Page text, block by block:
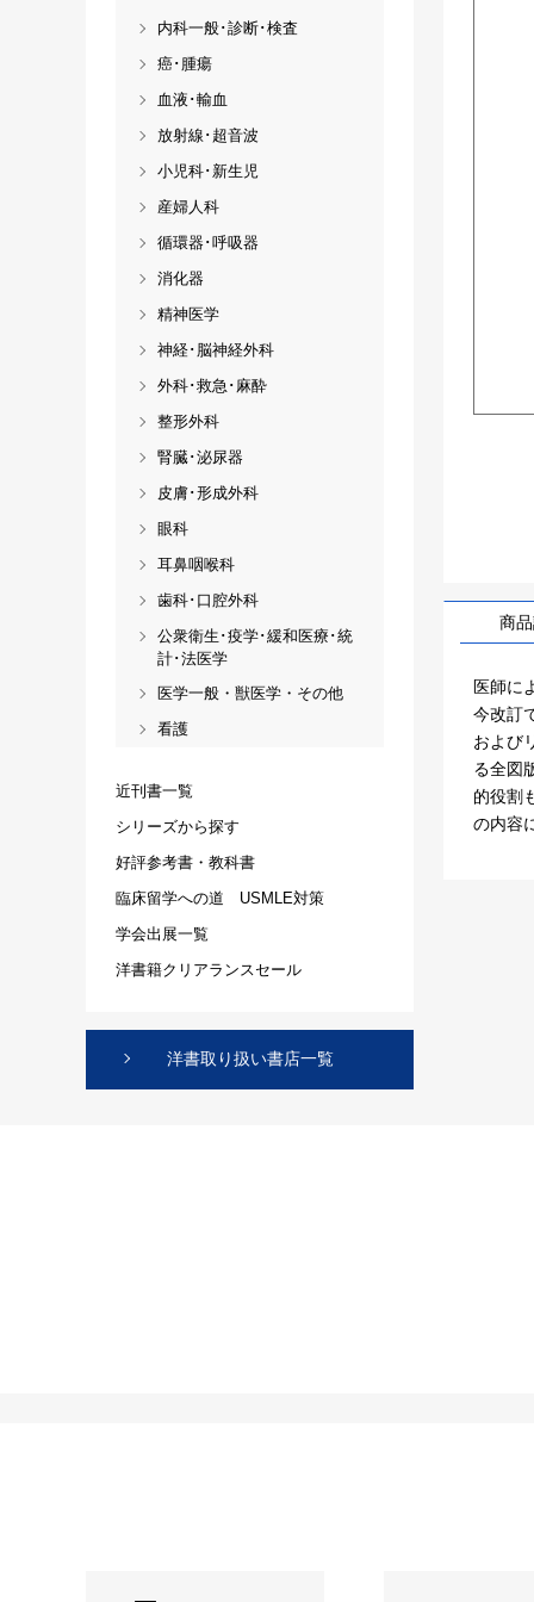
商
医師に
今改訂
および
る全図
的役割
の内容
内科一般･診断･検査
癌･腫瘍
血液･輸血
放射線･超音波
小児科･新生児
産婦人科
循環器･呼吸器
消化器
精神医学
神経･脳神経外科
外科･救急･麻酔
整形外科
腎臓･泌尿器
皮膚･形成外科
眼科
耳鼻咽喉科
歯科･口腔外科
公衆衛生･疫学･緩和医療･統
計･法医学
医学一般・獣医学・その他
看護
近刊書一覧
シリーズから探す
好評参考書・教科書
臨床留学への道 USMLE対策
学会出展一覧
洋書籍クリアランスセール
洋書取り扱い書店一覧